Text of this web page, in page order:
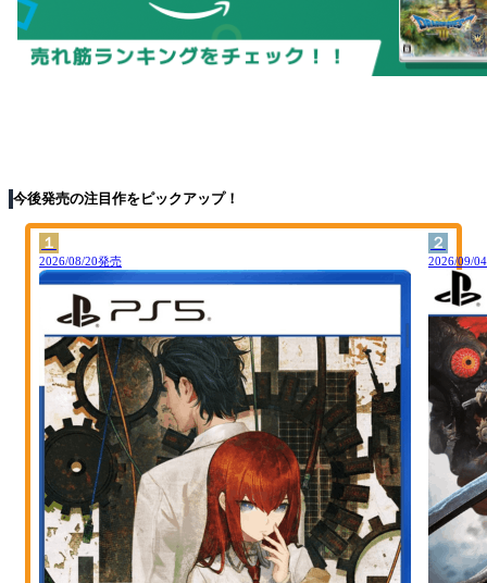
今後発売の注目作をピックアップ！
１
2026/08/20発売
２
2026/09/